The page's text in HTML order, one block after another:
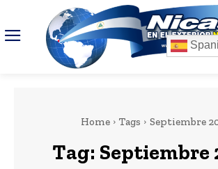
Home Tags Septiembre
Tag: Septiembre